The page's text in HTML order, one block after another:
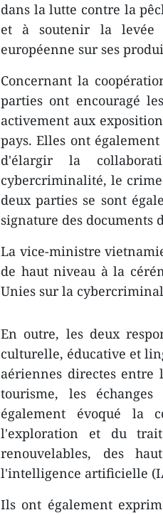
dans la lutte contre la
et à soutenir la levée
européenne sur ses
Concernant la
parties ont encouragé
activement aux
pays. Elles ont
d'élargir la
cybercriminalité, le
deux parties se sont
signature des documents
La vice-ministre
de haut niveau à la
Unies sur la
En outre, les deux
culturelle, éducative et
aériennes directes entre
tourisme, les
également évoqué la
l'exploration et du
renouvelables, des
l'intelligence artificielle
Ils ont également